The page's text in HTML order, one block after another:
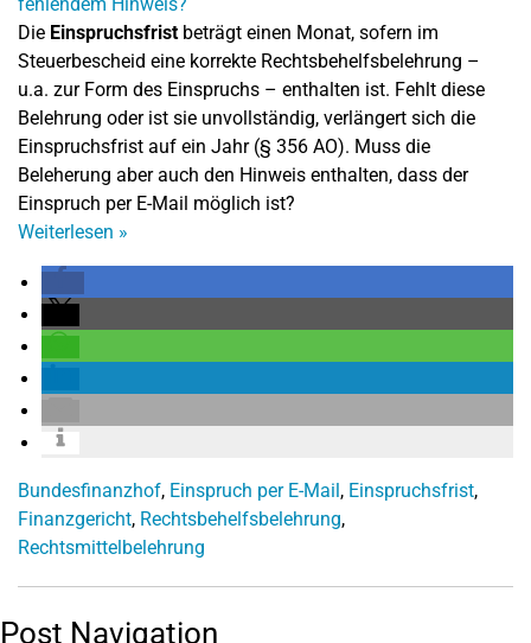
Die Einspruchsfristbeträgt einen Monat, sofern im
Steuerbescheid eine korrekte Rechtsbehelfsbelehrung –
u.a. zur Form des Einspruchs – enthalten ist. Fehlt diese
Belehrung oder ist sie unvollständig, verlängert sich die
Einspruchsfrist auf ein Jahr (§ 356 AO). Muss die
Beleherung aber auch den Hinweis enthalten, dass der
Einspruch per E-Mail möglich ist?
Weiterlesen »
Bundesfinanzhof, Einspruch per E-Mail, Einspruchsfrist,
Finanzgericht, Rechtsbehelfsbelehrung,
Rechtsmittelbelehrung
Post Navigation